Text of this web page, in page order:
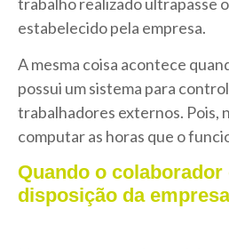
estabelecido pela empresa.
A mesma coisa acontece
possui um sistema para
trabalhadores externos. Pois,
computar as horas que o
Quando o colaborador
disposição da